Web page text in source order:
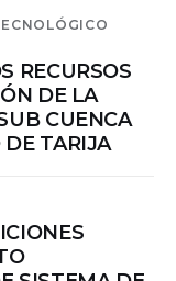
RECURSOS
DE LA
CUENCA
TARIJA